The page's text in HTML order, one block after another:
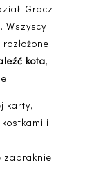
Gracz
Wszyscy
kota,
karty,
i
zabraknie